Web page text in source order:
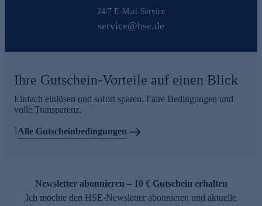
24/7 E-Mail-Service
service@hse.de
Ihre Gutschein-Vorteile auf einen Blick
Einfach einlösen und sofort sparen. Faire Bedingungen und
volle Transparenz.
1Alle Gutscheinbedingungen
Newsletter abonnieren – 10 € Gutschein erhalten
Ich möchte den HSE-Newsletter abonnieren und aktuelle